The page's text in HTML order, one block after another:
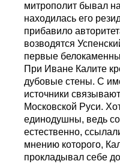
митрополит бывал
находилась его
прибавило
возводятся
первые
При Иване Калите
дубовые стены. С
источники
Московской Руси.
единодушны, ведь
естественно,
мнению которого,
прокладывал себе